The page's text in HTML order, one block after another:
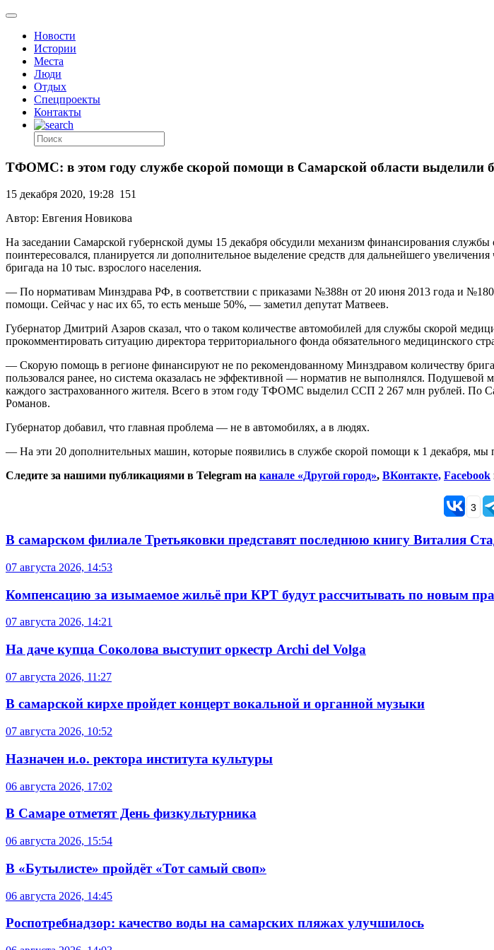
Новости
Истории
Места
Люди
Отдых
Спецпроекты
Контакты
ТФОМС: в этом году службе скорой помощи в Самарской области выделили
15 декабря 2020, 19:28 151
Автор: Евгения Новикова
На заседании Самарской губернской думы 15 декабря обсудили механизм финансирования
поинтересовался, планируется ли дополнительное выделение средств для дальнейшего
бригада на 10 тыс. взрослого населения.
— По нормативам Минздрава РФ, в соответствии с приказами №388н от 20 июня 2013 года и
помощи. Сейчас у нас их 65, то есть меньше 50%, — заметил депутат Матвеев.
Губернатор Дмитрий Азаров сказал, что о таком количестве автомобилей для службы скорой
прокомментировать ситуацию директора территориального фонда обязательного медицинского
— Скорую помощь в регионе финансируют не по рекомендованному Минздравом количеству
пользовался ранее, но система оказалась не эффективной — норматив не выполнялся.
каждого застрахованного жителя. Всего в этом году ТФОМС выделил ССП 2 267 млн рублей. По
Романов.
Губернатор добавил, что главная проблема — не в автомобилях, а в людях.
— На эти 20 дополнительных машин, которые появились в службе скорой помощи к 1 декабря, мы
Следите за нашими публикациями в Telegram на канале «Другой город», ВКонтакте, Facebook
3
В самарском филиале Третьяковки представят последнюю книгу Виталия
07 августа 2026, 14:53
Компенсацию за изымаемое жильё при КРТ будут рассчитывать по новым
07 августа 2026, 14:21
На даче купца Соколова выступит оркестр Archi del Volga
07 августа 2026, 11:27
В самарской кирхе пройдет концерт вокальной и органной музыки
07 августа 2026, 10:52
Назначен и.о. ректора института культуры
06 августа 2026, 17:02
В Самаре отметят День физкультурника
06 августа 2026, 15:54
В «Бутылисте» пройдёт «Тот самый своп»
06 августа 2026, 14:45
Роспотребнадзор: качество воды на самарских пляжах улучшилось